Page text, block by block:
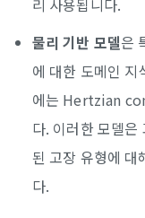
리 사용됩니다.
물리 기반 모델은
에 대한 도메인 지
에는 Hertzian
다. 이러한 모델은
된 고장 유형에 대
다.